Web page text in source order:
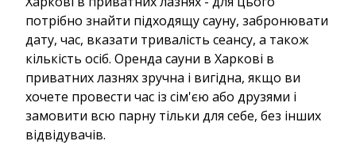
потрібно знайти підходящу сауну, забронювати
дату, час, вказати тривалість сеансу, а також
кількість осіб. Оренда сауни в Харкові в
приватних лазнях зручна і вигідна, якщо ви
хочете провести час із сім'єю або друзями і
замовити всю парну тільки для себе, без інших
відвідувачів.